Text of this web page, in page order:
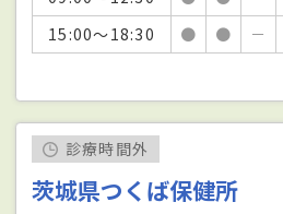
15:00～18:30
● ● －
診療時間外
茨城県つくば保健所